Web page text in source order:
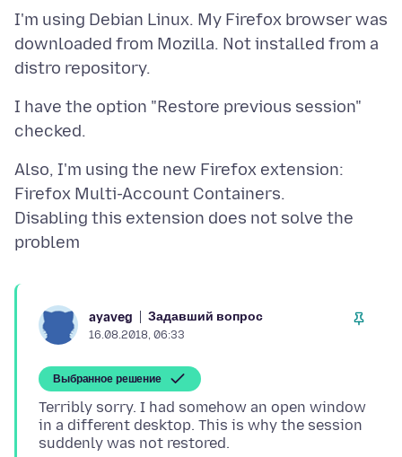
I'm using Debian Linux. My Firefox browser was
downloaded from Mozilla. Not installed from a
I have the option "Restore previous session"
Also, I'm using the new Firefox extension:
Firefox Multi-Account Containers.
Disabling this extension does not solve the
ayaveg Задавший вопрос
16.08.2018, 06:33
Выбранное решение
Terribly sorry. I had somehow an open window
in a different desktop. This is why the session